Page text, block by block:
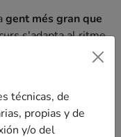
gent més gran que
s'adapta al ritme
específic per a
técnicas, de
propias y de
y/o del